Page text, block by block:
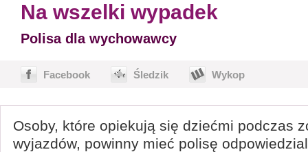
Na wszelki wypadek
Polisa dla wychowawcy
Facebook Śledzik Wykop
Osoby, które opiekują się dziećmi podczas
wyjazdów, powinny mieć polisę